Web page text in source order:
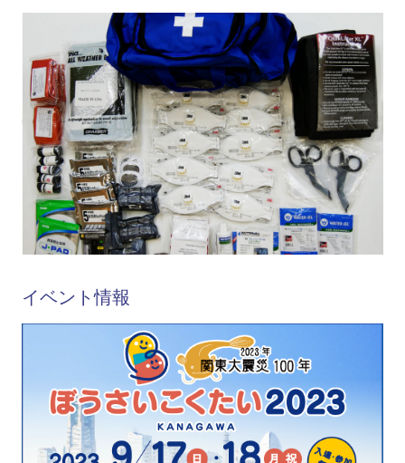
イベント情報